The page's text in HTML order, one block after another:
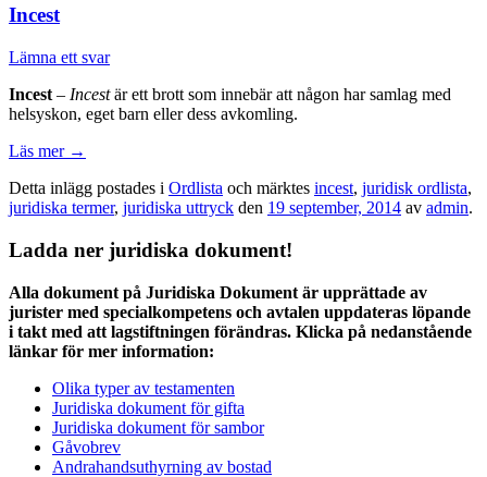
Incest
Lämna ett svar
Incest – Incestär ett brott som innebär att någon har samlag med
helsyskon, eget barn eller dess avkomling.
Läs mer →
Detta inlägg postades i Ordlista och märktes incest, juridisk ordlista,
juridiska termer, juridiska uttryck den 19 september, 2014 av admin.
Ladda ner juridiska dokument!
Alla dokument på Juridiska Dokument är upprättade av
jurister med specialkompetens och avtalen uppdateras löpande
i takt med att lagstiftningen förändras. Klicka på nedanstående
länkar för mer information:
Olika typer av testamenten
Juridiska dokument för gifta
Juridiska dokument för sambor
Gåvobrev
Andrahandsuthyrning av bostad